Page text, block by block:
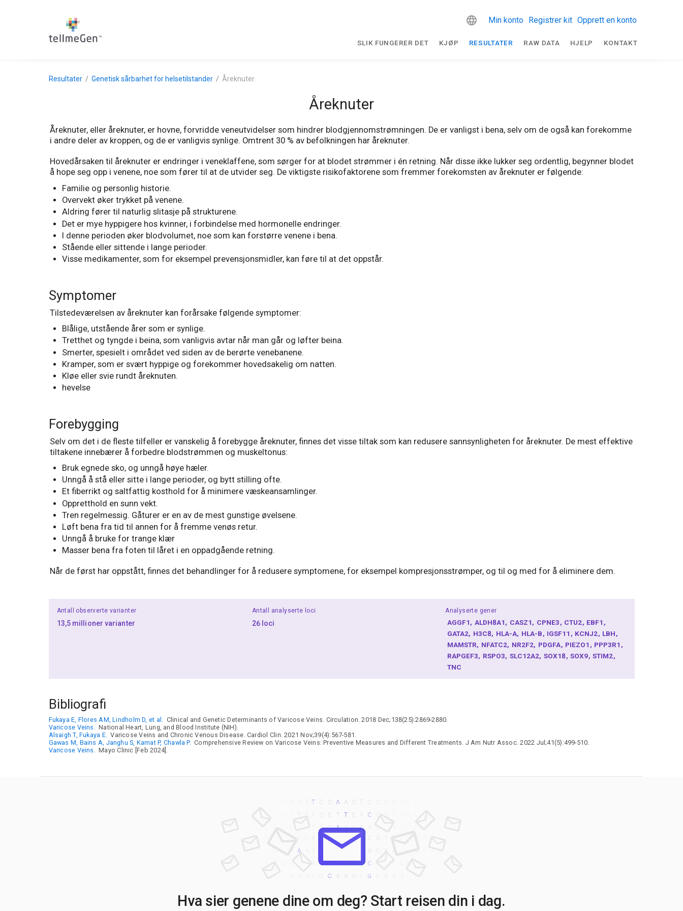
Min konto Registrer kit Opprett en konto
SLIK FUNGERER DET KJØP RESULTATER RAW DATA HJELP KONTAKT
Resultater Genetisk sårbarhet for helsetilstander Åreknuter
Åreknuter
Åreknuter, eller åreknuter, er hovne, forvridde veneutvidelser som hindrer blodgjennomstrømningen. De er vanligst i bena, selv om de også kan forekomme
i andre deler av kroppen, og de er vanligvis synlige. Omtrent 30 % av befolkningen har åreknuter.
Hovedårsaken til åreknuter er endringer i veneklaffene, som sørger for at blodet strømmer i én retning. Når disse ikke lukker seg ordentlig, begynner blodet
å hope seg opp i venene, noe som fører til at de utvider seg. De viktigste risikofaktorene som fremmer forekomsten av åreknuter er følgende:
Familie og personlig historie.
Overvekt øker trykket på venene.
Aldring fører til naturlig slitasje på strukturene.
Det er mye hyppigere hos kvinner, i forbindelse med hormonelle endringer.
I denne perioden øker blodvolumet, noe som kan forstørre venene i bena.
Stående eller sittende i lange perioder.
Visse medikamenter, som for eksempel prevensjonsmidler, kan føre til at det oppstår.
Symptomer
Tilstedeværelsen av åreknuter kan forårsake følgende symptomer:
Blålige, utstående årer som er synlige.
Tretthet og tyngde i beina, som vanligvis avtar når man går og løfter beina.
Smerter, spesielt i området ved siden av de berørte venebanene.
Kramper, som er svært hyppige og forekommer hovedsakelig om natten.
Kløe eller svie rundt åreknuten.
hevelse
Forebygging
Selv om det i de fleste tilfeller er vanskelig å forebygge åreknuter, finnes det visse tiltak som kan redusere sannsynligheten for åreknuter. De mest effektive
tiltakene innebærer å forbedre blodstrømmen og muskeltonus:
Bruk egnede sko, og unngå høye hæler.
Unngå å stå eller sitte i lange perioder, og bytt stilling ofte.
Et fiberrikt og saltfattig kosthold for å minimere væskeansamlinger.
Oppretthold en sunn vekt.
Tren regelmessig. Gåturer er en av de mest gunstige øvelsene.
Løft bena fra tid til annen for å fremme venøs retur.
Unngå å bruke for trange klær
Masser bena fra foten til låret i en oppadgående retning.
Når de først har oppstått, finnes det behandlinger for å redusere symptomene, for eksempel kompresjonsstrømper, og til og med for å eliminere dem.
Antall observerte varianter
13,5 millioner varianter
Antall analyserte loci
26 loci
Analyserte gener
AGGF1 ALDH8A1 CASZ1 CPNE3 CTU2 EBF1
GATA2 H3C8 HLA-A HLA-B IGSF11 KCNJ2 LBH
MAMSTR NFATC2 NR2F2 PDGFA PIEZO1 PPP3R1
RAPGEF3 RSPO3 SLC12A2 SOX18 SOX9 STIM2
TNC
Bibliografi
Fukaya E, Flores AM, Lindholm D, et al. Clinical and Genetic Determinants of Varicose Veins. Circulation. 2018 Dec;138(25):2869-2880.
Varicose Veins. National Heart, Lung, and Blood Institute (NIH).
Alsaigh T, Fukaya E. Varicose Veins and Chronic Venous Disease. Cardiol Clin. 2021 Nov;39(4):567-581.
Gawas M, Bains A, Janghu S, Kamat P, Chawla P. Comprehensive Review on Varicose Veins: Preventive Measures and Different Treatments. J Am Nutr Assoc. 2022 Jul;41(5):499-510.
Varicose Veins. Mayo Clinic [Feb 2024].
Hva sier genene dine om deg? Start reisen din i dag.